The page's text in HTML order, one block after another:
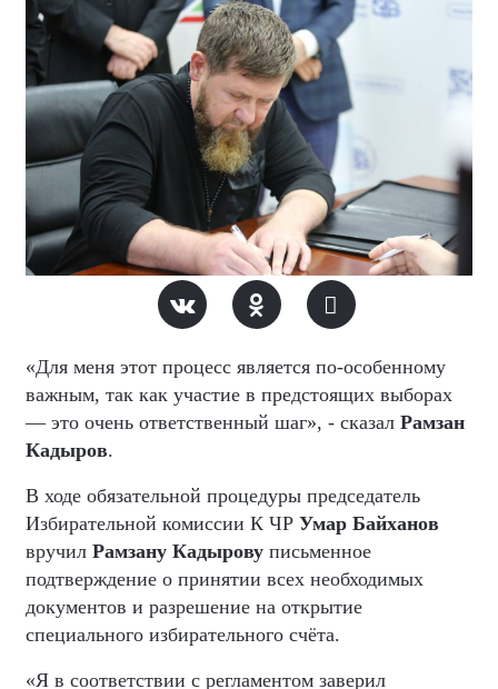
«Для меня этот процесс является по-особенному
важным, так как участие в предстоящих выборах
— это очень ответственный шаг», - сказал Рамзан
Кадыров.
В ходе обязательной процедуры председатель
Избирательной комиссии К ЧР Умар Байханов
вручил Рамзану Кадырову письменное
подтверждение о принятии всех необходимых
документов и разрешение на открытие
специального избирательного счёта.
«Я в соответствии с регламентом заверил